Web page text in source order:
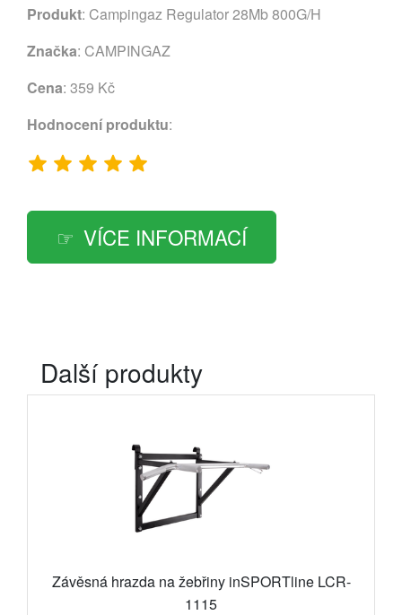
Produkt: Campingaz Regulator 28Mb 800G/H
Značka: CAMPINGAZ
Cena: 359 Kč
Hodnocení produktu:
VÍCE INFORMACÍ
Další produkty
Závěsná hrazda na žebřiny inSPORTline LCR-
1115